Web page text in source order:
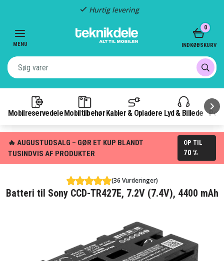
Hurtig levering
MENU
Mobilreservedele Mobiltilbehør Kabler & Opladere Lyd & Billede
0
INDKØBSKURV
🔥 AUGUSTUDSALG – GØR ET KUP BLANDT
TUSINDVIS AF PRODUKTER
OP TIL
70 %
(36 Vurderinger)
Batteri til Sony CCD-TR427E, 7.2V (7.4V), 4400 mAh